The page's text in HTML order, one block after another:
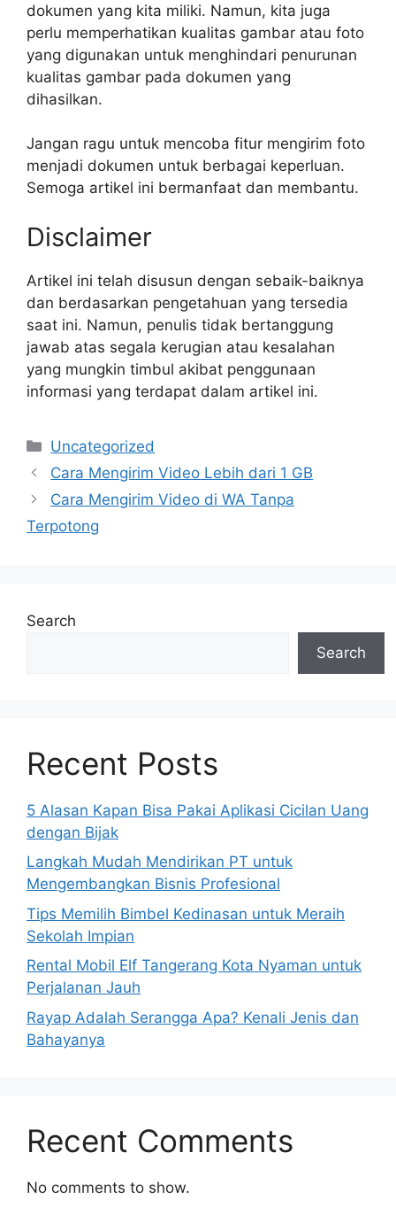
dokumen yang kita miliki. Namun, kita juga
perlu memperhatikan kualitas gambar atau foto
yang digunakan untuk menghindari penurunan
kualitas gambar pada dokumen yang
dihasilkan.
Jangan ragu untuk mencoba fitur mengirim foto
menjadi dokumen untuk berbagai keperluan.
Semoga artikel ini bermanfaat dan membantu.
Disclaimer
Artikel ini telah disusun dengan sebaik-baiknya
dan berdasarkan pengetahuan yang tersedia
saat ini. Namun, penulis tidak bertanggung
jawab atas segala kerugian atau kesalahan
yang mungkin timbul akibat penggunaan
informasi yang terdapat dalam artikel ini.
Categories
Uncategorized
Cara Mengirim Video Lebih dari 1 GB
Cara Mengirim Video di WA Tanpa
Terpotong
Search
Search
Recent Posts
5 Alasan Kapan Bisa Pakai Aplikasi Cicilan Uang
dengan Bijak
Langkah Mudah Mendirikan PT untuk
Mengembangkan Bisnis Profesional
Tips Memilih Bimbel Kedinasan untuk Meraih
Sekolah Impian
Rental Mobil Elf Tangerang Kota Nyaman untuk
Perjalanan Jauh
Rayap Adalah Serangga Apa? Kenali Jenis dan
Bahayanya
Recent Comments
No comments to show.